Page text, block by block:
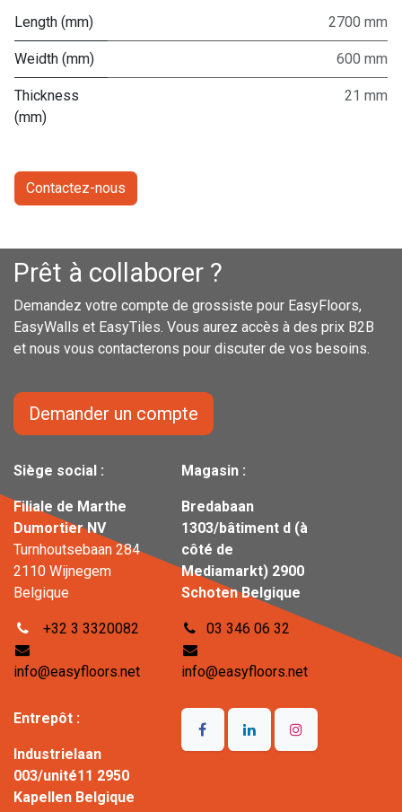
Length (mm) 2700 mm
Weidth (mm) 600 mm
Thickness
(mm)
21 mm
Contactez-nous
Prêt à collaborer ?
Demandez votre compte de grossiste pour EasyFloors,
EasyWalls et EasyTiles. Vous aurez accès à des prix B2B
et nous vous contacterons pour discuter de vos besoins.
Siège social :
Filiale de Marthe
Dumortier NV
Turnhoutsebaan 284
2110 Wijnegem
Belgique
+32 3 3320082
info@easyfloors.net
Magasin :
Bredabaan
1303/bâtiment d (à
côté de
Mediamarkt) 2900
Schoten Belgique
03 346 06 32
info@easyfloors.net
Entrepôt :
Industrielaan
003/unité11 2950
Kapellen Belgique
Demander un compte